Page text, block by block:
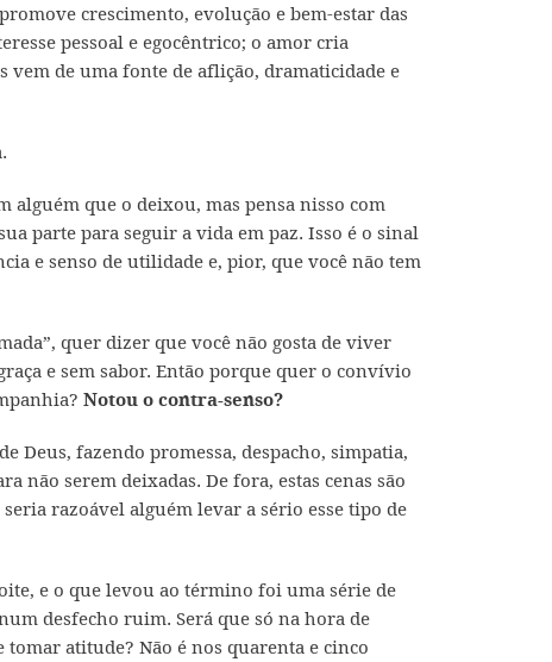
crescimento, evolução e bem-estar das
pessoal e egocêntrico; o amor cria
vem de uma fonte de aflição, dramaticidade e
alguém que o deixou, mas pensa nisso com
parte para seguir a vida em paz. Isso é o sinal
e senso de utilidade e, pior, que você não tem
quer dizer que você não gosta de viver
e sem sabor. Então porque quer o convívio
Notou o contra-senso?
Deus, fazendo promessa, despacho, simpatia,
não serem deixadas. De fora, estas cenas são
razoável alguém levar a sério esse tipo de
e o que levou ao término foi uma série de
desfecho ruim. Será que só na hora de
atitude? Não é nos quarenta e cinco